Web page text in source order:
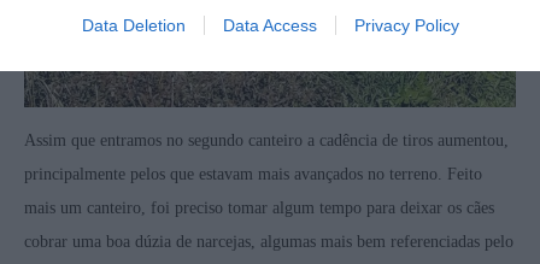
Data Deletion Data Access Privacy Policy
Assim que entramos no segundo canteiro a cadência de tiros aumentou,
principalmente pelos que estavam mais avançados no terreno. Feito
mais um canteiro, foi preciso tomar algum tempo para deixar os cães
cobrar uma boa dúzia de narcejas, algumas mais bem referenciadas pelo